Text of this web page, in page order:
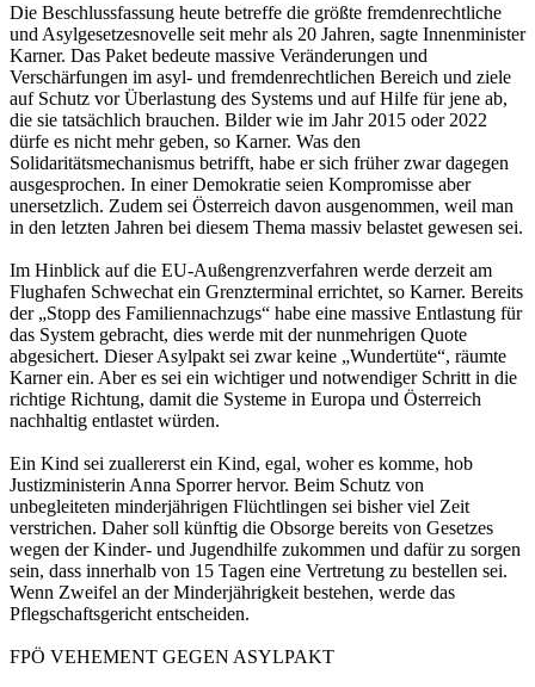
Die Beschlussfassung heute betreffe die größte fremdenrechtliche
und Asylgesetzesnovelle seit mehr als 20 Jahren, sagte Innenminister
Karner. Das Paket bedeute massive Veränderungen und
Verschärfungen im asyl- und fremdenrechtlichen Bereich und ziele
auf Schutz vor Überlastung des Systems und auf Hilfe für jene ab,
die sie tatsächlich brauchen. Bilder wie im Jahr 2015 oder 2022
dürfe es nicht mehr geben, so Karner. Was den
Solidaritätsmechanismus betrifft, habe er sich früher zwar dagegen
ausgesprochen. In einer Demokratie seien Kompromisse aber
unersetzlich. Zudem sei Österreich davon ausgenommen, weil man
in den letzten Jahren bei diesem Thema massiv belastet gewesen sei.
Im Hinblick auf die EU-Außengrenzverfahren werde derzeit am
Flughafen Schwechat ein Grenzterminal errichtet, so Karner. Bereits
der „Stopp des Familiennachzugs“ habe eine massive Entlastung für
das System gebracht, dies werde mit der nunmehrigen Quote
abgesichert. Dieser Asylpakt sei zwar keine „Wundertüte“, räumte
Karner ein. Aber es sei ein wichtiger und notwendiger Schritt in die
richtige Richtung, damit die Systeme in Europa und Österreich
nachhaltig entlastet würden.
Ein Kind sei zuallererst ein Kind, egal, woher es komme, hob
Justizministerin Anna Sporrer hervor. Beim Schutz von
unbegleiteten minderjährigen Flüchtlingen sei bisher viel Zeit
verstrichen. Daher soll künftig die Obsorge bereits von Gesetzes
wegen der Kinder- und Jugendhilfe zukommen und dafür zu sorgen
sein, dass innerhalb von 15 Tagen eine Vertretung zu bestellen sei.
Wenn Zweifel an der Minderjährigkeit bestehen, werde das
Pflegschaftsgericht entscheiden.
FPÖ VEHEMENT GEGEN ASYLPAKT